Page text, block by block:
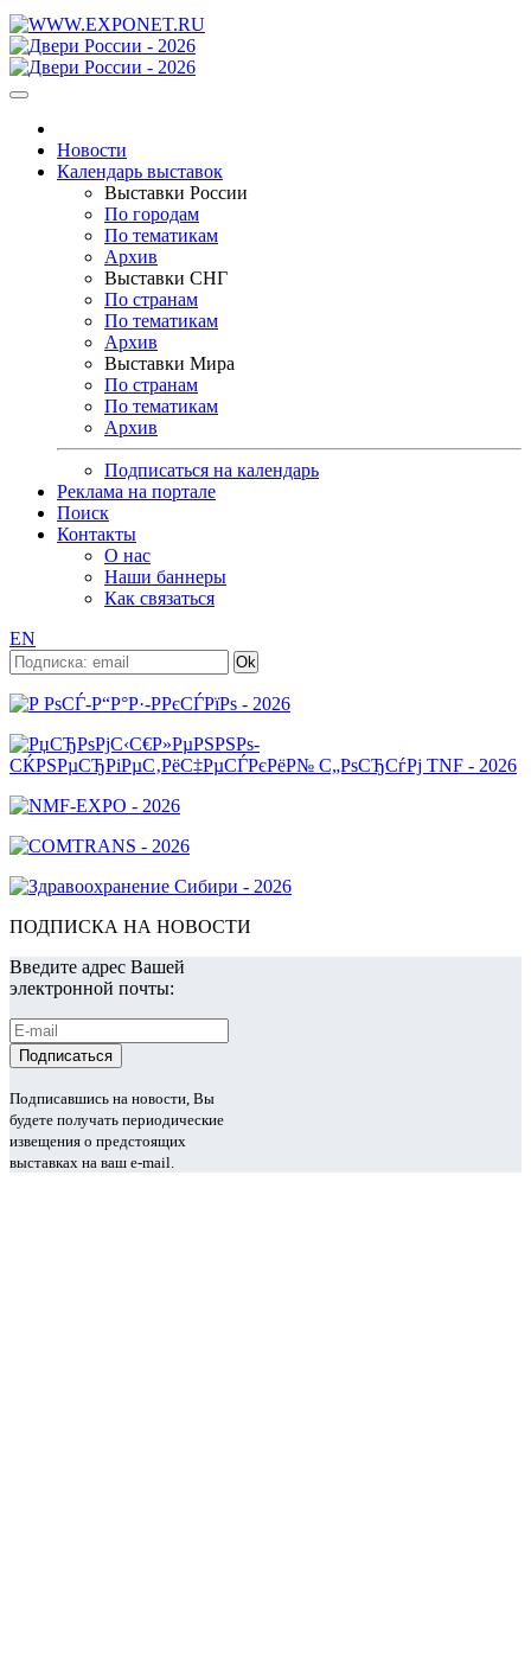
Новости
Календарь выставок
Выставки России
По городам
По тематикам
Архив
Выставки СНГ
По странам
По тематикам
Архив
Выставки Мира
По странам
По тематикам
Архив
Подписаться на календарь
Реклама на портале
Поиск
Контакты
О нас
Наши баннеры
Как связаться
EN
ПОДПИСКА НА НОВОСТИ
Введите адрес Вашей
электронной почты:
Подписавшись на новости, Вы
будете получать периодические
извещения о предстоящих
выставках на ваш e-mail.